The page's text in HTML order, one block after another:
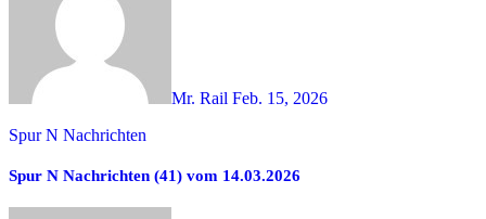
Mr. Rail Feb. 15, 2026
Spur N Nachrichten
Spur N Nachrichten (41) vom 14.03.2026